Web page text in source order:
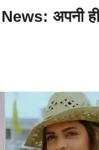
अपनी ही